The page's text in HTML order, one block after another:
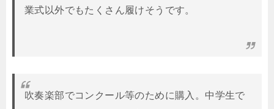
業式以外でもたくさん履けそうです。
吹奏楽部でコンクール等のために購入。中学生で